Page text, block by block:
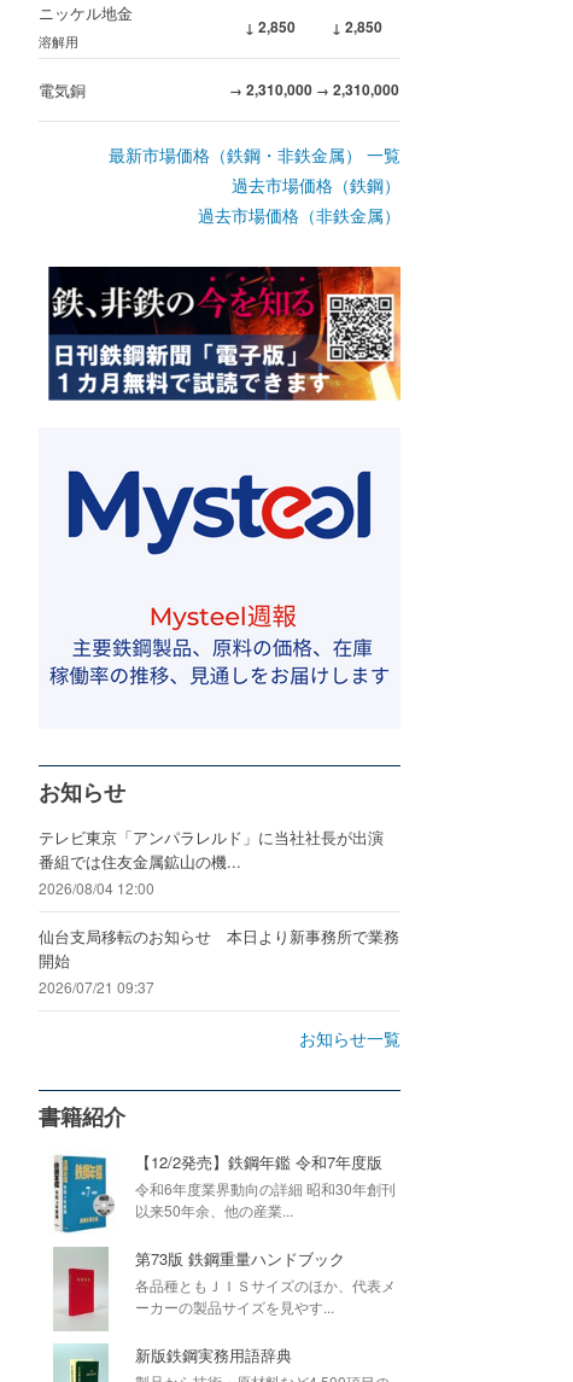
ニッケル地金
溶解用
↓ 2,850 ↓ 2,850
電気銅 → 2,310,000 → 2,310,000
最新市場価格（鉄鋼・非鉄金属） 一覧
過去市場価格（鉄鋼）
過去市場価格（非鉄金属）
お知らせ
テレビ東京「アンパラレルド」に当社社長が出演
番組では住友金属鉱山の機...
2026/08/04 12:00
仙台支局移転のお知らせ 本日より新事務所で業務
開始
2026/07/21 09:37
お知らせ一覧
書籍紹介
【12/2発売】鉄鋼年鑑 令和7年度版
令和6年度業界動向の詳細 昭和30年創刊
以来50年余、他の産業...
第73版 鉄鋼重量ハンドブック
各品種ともＪＩＳサイズのほか、代表メ
ーカーの製品サイズを見やす...
新版鉄鋼実務用語辞典